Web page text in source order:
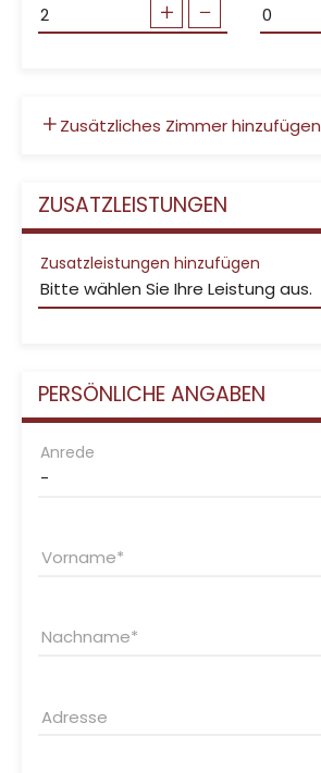
Zusätzliches Zimmer hinzufügen
ZUSATZLEISTUNGEN
Zusatzleistungen hinzufügen
PERSÖNLICHE ANGABEN
Anrede
Vorname
Nachname
Adresse